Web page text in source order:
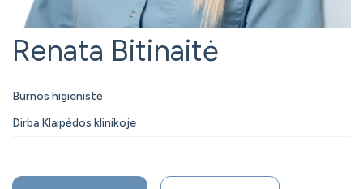
Renata Bitinaitė
Burnos higienistė
Dirba Klaipėdos klinikoje